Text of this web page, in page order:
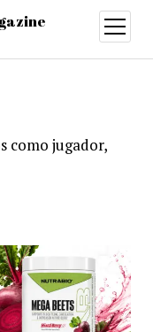
abrir
menú
como jugador,